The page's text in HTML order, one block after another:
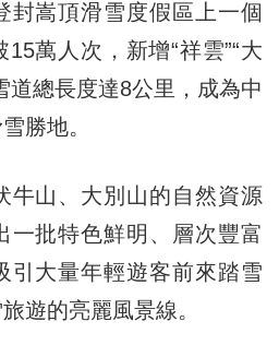
封嵩頂滑雪度假區上一個
萬人次，新增“祥雲”“大
道總長度達8公里，成為中
勝地。
山、大別山的自然資源
一批特色鮮明、層次豐富
引大量年輕遊客前來踏雪
遊的亮麗風景線。